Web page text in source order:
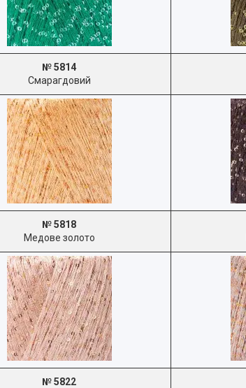
№ 5814
Смарагдовий
№ 5818
Медове золото
№ 5822